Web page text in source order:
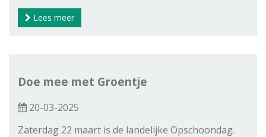
Lees meer
Doe mee met Groentje
20-03-2025
Zaterdag 22 maart is de landelijke Opschoondag.